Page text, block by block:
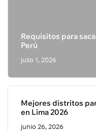
Requisitos para
Perú
julio 1, 2026
Mejores distritos
en Lima 2026
junio 26, 2026